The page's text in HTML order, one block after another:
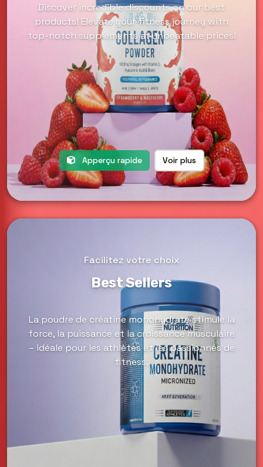
Discover incredible discounts on our best
products! Elevate your fitness journey with
top-notch supplements at unbeatable prices!
Apperçu rapide Voir plus
Facilitez votre choix
Best Sellers
La poudre de créatine monohydrate stimule la
force, la puissance et la croissance musculaire
– idéale pour les athlètes et les passionnés de
fitness.